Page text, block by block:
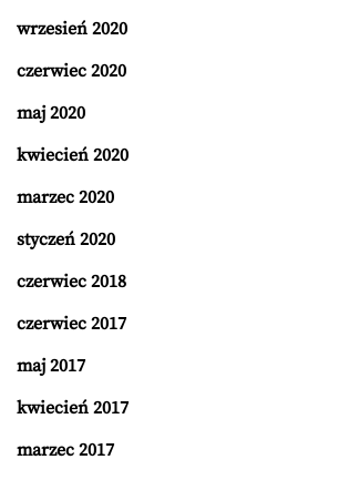
wrzesień 2020
czerwiec 2020
maj 2020
kwiecień 2020
marzec 2020
styczeń 2020
czerwiec 2018
czerwiec 2017
maj 2017
kwiecień 2017
marzec 2017